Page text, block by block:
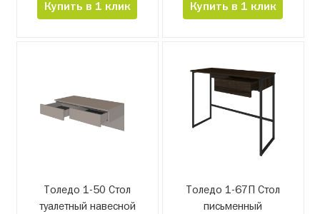
Купить в 1 клик Купить в 1 клик
Толедо 1-50 Стол
туалетный навесной
Толедо 1-67П Стол
письменный